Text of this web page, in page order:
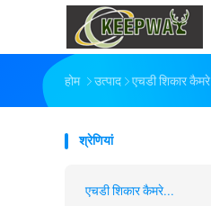
होम उत्पाद एचडी शिकार कैमरे
श्रेणियां
एचडी शिकार कैमरे...